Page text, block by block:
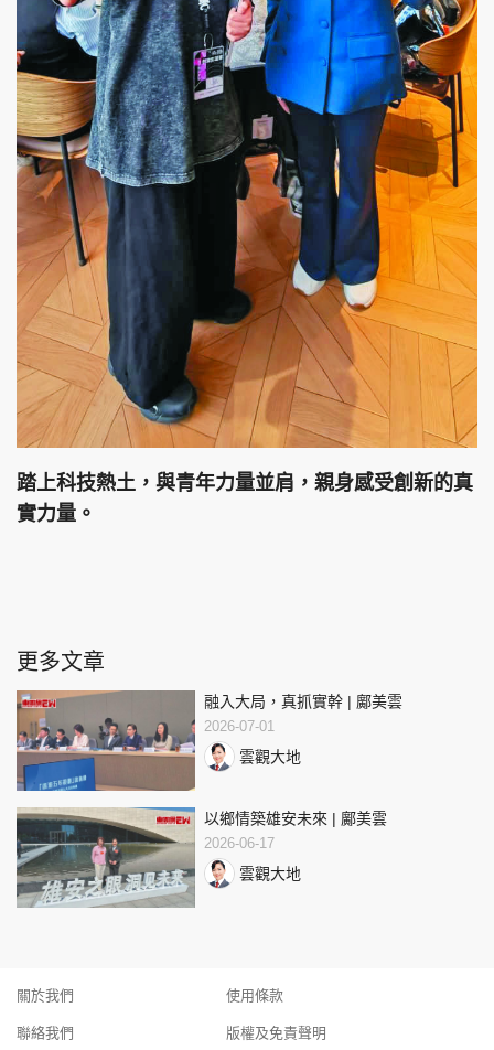
踏上科技熱土，與青年力量並肩，親身感受創新的真
實力量。
更多文章
融入大局，真抓實幹 | 鄺美雲
2026-07-01
雲觀大地
以鄉情築雄安未來 | 鄺美雲
2026-06-17
雲觀大地
關於我們
聯絡我們
使用條款
版權及免責聲明